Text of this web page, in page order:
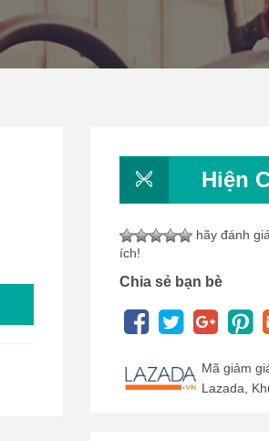
Hiện
hãy đánh
ích!
Chia sẻ bạn bè
Mã giảm
Lazada,